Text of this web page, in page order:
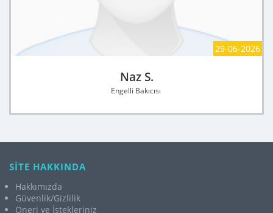
29-06-2026
Naz S.
Engelli Bakıcısı
SİTE HAKKINDA
Hakkımızda
Güvenlik/Gizlilik
Öneri ve İstekleriniz